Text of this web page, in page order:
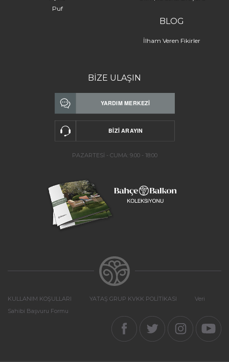
Puf
BLOG
İlham Veren Fikirler
BİZE ULAŞIN
PAZARTESİ - CUMA: 9.00 - 18:00
KULLANIM KOŞULLARI YATAŞ GRUP KVKK POLİTİKASI
Veri
Sahibi Başvuru Formu